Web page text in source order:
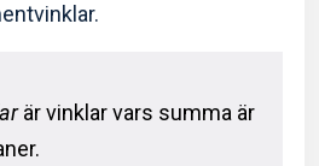
är vinklar vars summa är